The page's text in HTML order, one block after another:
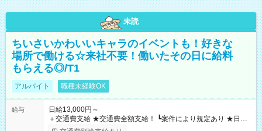
未読
ちいさいかわいいキャラのイベントも！好きな
場所で働ける☆来社不要！働いたその日に給料
もらえる◎/T1
アルバイト 職種未経験OK
給与
日給13,000円～
＋交通費支給 ★交通費全額支給！ ┗案件により規定あり ★日払
いOK！（規定あり） ┗働いたその日に現金GET♪ お仕事後はコ